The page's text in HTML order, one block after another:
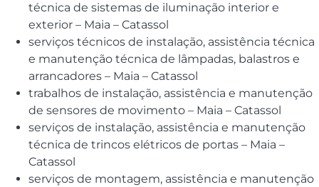
técnica de sistemas de iluminação interior e
exterior – Maia – Catassol
serviços técnicos de instalação, assistência técnica
e manutenção técnica de lâmpadas, balastros e
arrancadores – Maia – Catassol
trabalhos de instalação, assistência e manutenção
de sensores de movimento – Maia – Catassol
serviços de instalação, assistência e manutenção
técnica de trincos elétricos de portas – Maia –
Catassol
serviços de montagem, assistência e manutenção